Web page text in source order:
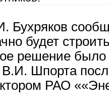
Бухряков
будет
решение
В.И. Шпорта
РАО